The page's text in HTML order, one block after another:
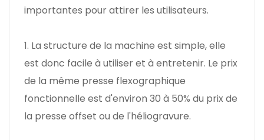
importantes pour attirer les utilisateurs.
1. La structure de la machine est simple, elle
est donc facile à utiliser et à entretenir. Le prix
de la même presse flexographique
fonctionnelle est d'environ 30 à 50% du prix de
la presse offset ou de l'héliogravure.